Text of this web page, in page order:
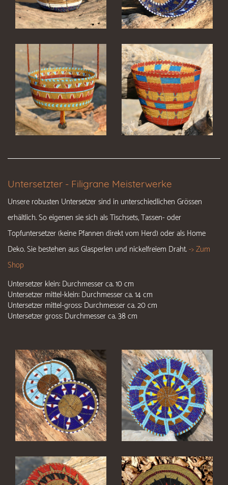
Untersetzter - Filigrane Meisterwerke
Unsere robusten Untersetzer sind in unterschiedlichen Grössen
erhältlich. So eigenen sie sich als Tischsets, Tassen- oder
Topfuntersetzer (keine Pfannen direkt vom Herd) oder als Home
Deko. Sie bestehen aus Glasperlen und nickelfreiem Draht.-> Zum
Shop
Untersetzer klein: Durchmesser ca. 10 cm
Untersetzer mittel-klein: Durchmesser ca. 14 cm
Untersetzer mittel-gross: Durchmesser ca. 20 cm
Untersetzer gross: Durchmesser ca. 38 cm